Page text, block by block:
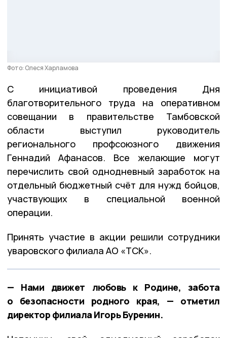
Фото: Олеся Харламова
С инициативой проведения Дня
благотворительного труда на оперативном
совещании в правительстве Тамбовской
области выступил руководитель
регионального профсоюзного движения
Геннадий Афанасов. Все желающие могут
перечислить свой однодневный заработок на
отдельный бюджетный счёт для нужд бойцов,
участвующих в специальной военной
операции.
Принять участие в акции решили сотрудники
уваровского филиала АО «ТСК».
— Нами движет любовь к Родине, забота
о безопасности родного края, — отметил
директор филиала Игорь Буренин.